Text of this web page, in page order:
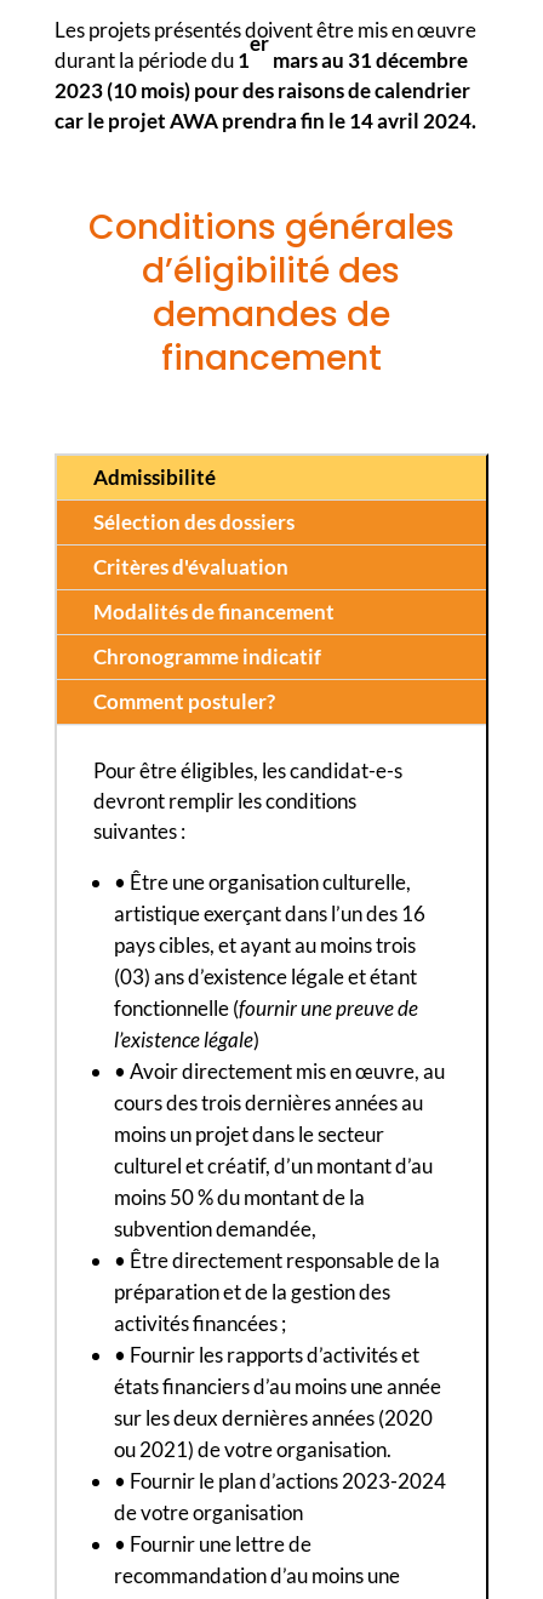
Les projets présentés doivent être mis en œuvre
durant la période du1
er
mars au 31 décembre
2023 (10 mois) pour des raisons de calendrier
car le projet AWA prendra fin le 14 avril 2024.
Conditions générales
d’éligibilité des
demandes de
financement
Admissibilité
Sélection des dossiers
Critères d'évaluation
Modalités de financement
Chronogramme indicatif
Comment postuler?
Pour être éligibles, les candidat-e-s
devront remplir les conditions
suivantes :
• Être une organisation culturelle,
artistique exerçant dans l’un des 16
pays cibles, et ayant au moins trois
(03) ans d’existence légale et étant
fonctionnelle (fournir une preuve de
l’existence légale)
• Avoir directement mis en œuvre, au
cours des trois dernières années au
moins un projet dans le secteur
culturel et créatif, d’un montant d’au
moins 50 % du montant de la
subvention demandée,
• Être directement responsable de la
préparation et de la gestion des
activités financées ;
• Fournir les rapports d’activités et
états financiers d’au moins une année
sur les deux dernières années (2020
ou 2021) de votre organisation.
• Fournir le plan d’actions 2023-2024
de votre organisation
• Fournir une lettre de
recommandation d’au moins une